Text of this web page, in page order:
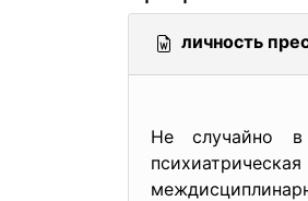
личность
Не случайно в